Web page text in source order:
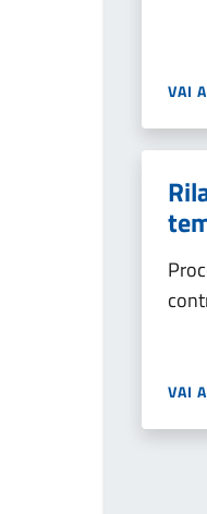
VAI
VAI